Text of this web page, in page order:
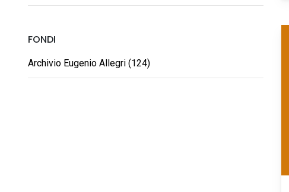
FONDI
Archivio Eugenio Allegri (124)